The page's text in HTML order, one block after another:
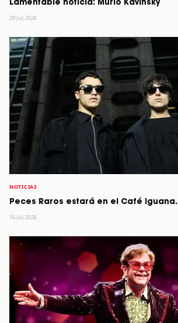
Lamentable noticia: Murió Kavinsky
29 Jul, 2026
NOTICIAS
Peces Raros estará en el Café Iguana.
16 Jul, 2026